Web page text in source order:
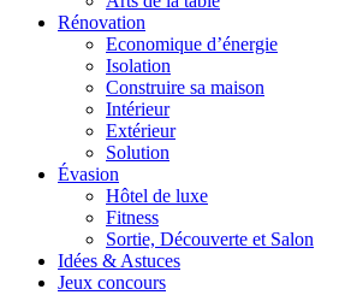
Rénovation
Economique d’énergie
Isolation
Construire sa maison
Intérieur
Extérieur
Solution
Évasion
Hôtel de luxe
Fitness
Sortie, Découverte et Salon
Idées & Astuces
Jeux concours